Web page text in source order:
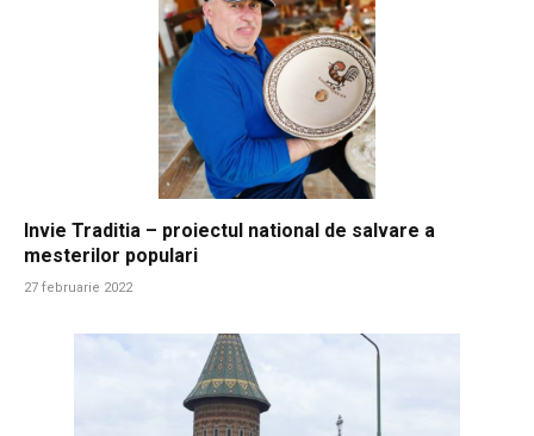
Invie Traditia – proiectul national de salvare a
mesterilor populari
27 februarie 2022